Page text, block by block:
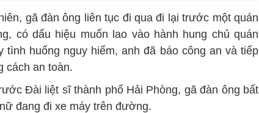
gã đàn ông liên tục đi qua đi lại trước một quán
có dấu hiệu muốn lao vào hành hung chủ quán
tình huống nguy hiểm, anh đã báo công an và tiếp
cách an toàn.
Đài liệt sĩ thành phố Hải Phòng, gã đàn ông bất
đang đi xe máy trên đường.